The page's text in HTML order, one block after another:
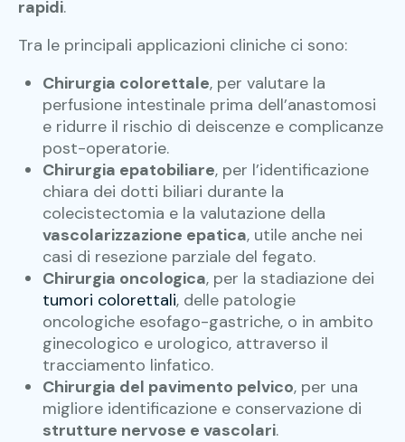
rapidi.
Tra le principali applicazioni cliniche ci sono:
Chirurgia colorettale, per valutare la
perfusione intestinale prima dell’anastomosi
e ridurre il rischio di deiscenze e complicanze
post-operatorie.
Chirurgia epatobiliare, per l’identificazione
chiara dei dotti biliari durante la
colecistectomia e la valutazione della
vascolarizzazione epatica, utile anche nei
casi di resezione parziale del fegato.
Chirurgia oncologica, per la stadiazione dei
tumori colorettali, delle patologie
oncologiche esofago-gastriche, o in ambito
ginecologico e urologico, attraverso il
tracciamento linfatico.
Chirurgia del pavimento pelvico, per una
migliore identificazione e conservazione di
strutture nervose e vascolari.